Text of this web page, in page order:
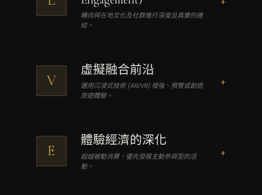
轉向與在地文化及社群進行深度且真實的連
結。
V
虛擬融合前沿
運用沉浸式技術 (AR/VR) 增強、預覽或創造
旅遊體驗。
+
E
體驗經濟的深化
超越被動消費，優先發展主動參與型的活
動。
+